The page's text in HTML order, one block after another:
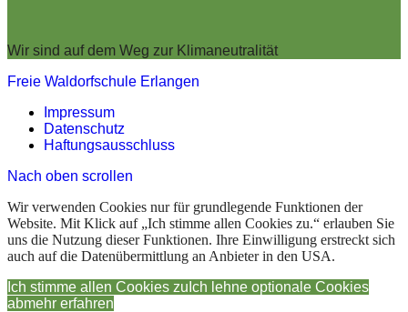
Wir sind auf dem Weg zur Klimaneutralität
Freie Waldorfschule Erlangen
Impressum
Datenschutz
Haftungsausschluss
Nach oben scrollen
Wir verwenden Cookies nur für grundlegende Funktionen der
Website. Mit Klick auf „Ich stimme allen Cookies zu.“ erlauben Sie
uns die Nutzung dieser Funktionen. Ihre Einwilligung erstreckt sich
auch auf die Datenübermittlung an Anbieter in den USA.
Ich stimme allen Cookies zu Ich lehne optionale Cookies
abmehr erfahren